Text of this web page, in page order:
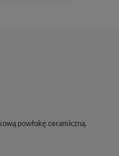
powłokę ceramiczną.